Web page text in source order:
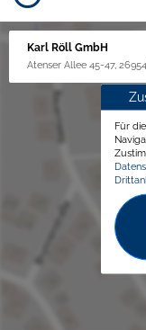
Karl Röll GmbH
Atenser Allee 45-47,
Für